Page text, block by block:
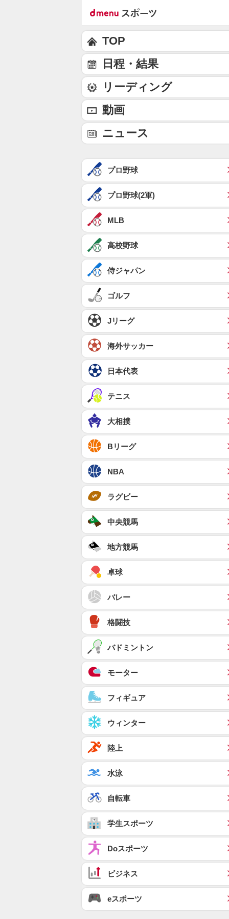
TOP
日程・結果
リーディング
動画
ニュース
プロ野球
プロ野球(2軍)
MLB
高校野球
侍ジャパン
ゴルフ
Jリーグ
海外サッカー
日本代表
テニス
大相撲
Bリーグ
NBA
ラグビー
中央競馬
地方競馬
卓球
バレー
格闘技
バドミントン
モーター
フィギュア
ウィンター
陸上
水泳
自転車
学生スポーツ
Doスポーツ
ビジネス
eスポーツ